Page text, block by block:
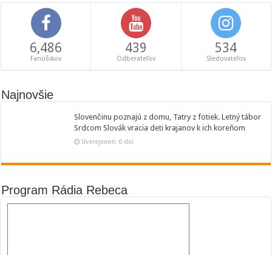
6,486
Fanúšikov
439
Odberateľov
534
Sledovateľov
Najnovšie
Slovenčinu poznajú z domu, Tatry z fotiek. Letný tábor
Srdcom Slovák vracia deti krajanov k ich koreňom
Uverejnené: 6 dní
Program Rádia Rebeca